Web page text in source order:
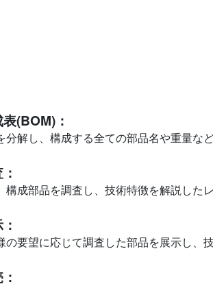
(BOM)：
分解し、構成する全ての部品名や重量な
構成部品を調査し、技術特徴を解説した
の要望に応じて調査した部品を展示し、